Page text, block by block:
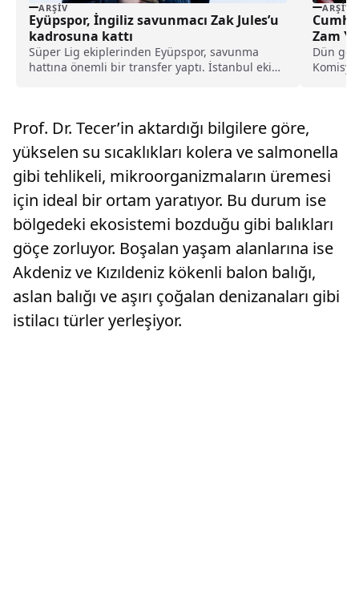
ARŞIV
Eyüpspor, İngiliz savunmacı Zak Jules’u
kadrosuna kattı
Süper Lig ekiplerinden Eyüpspor, savunma
hattına önemli bir transfer yaptı. İstanbul ekibi,
ARŞIV
Zam
Dün
Prof. Dr. Tecer’in aktardığı bilgilere göre,
yükselen su sıcaklıkları kolera ve salmonella
gibi tehlikeli, mikroorganizmaların üremesi
için ideal bir ortam yaratıyor. Bu durum ise
bölgedeki ekosistemi bozduğu gibi balıkları
göçe zorluyor. Boşalan yaşam alanlarına ise
Akdeniz ve Kızıldeniz kökenli balon balığı,
aslan balığı ve aşırı çoğalan denizanaları gibi
istilacı türler yerleşiyor.